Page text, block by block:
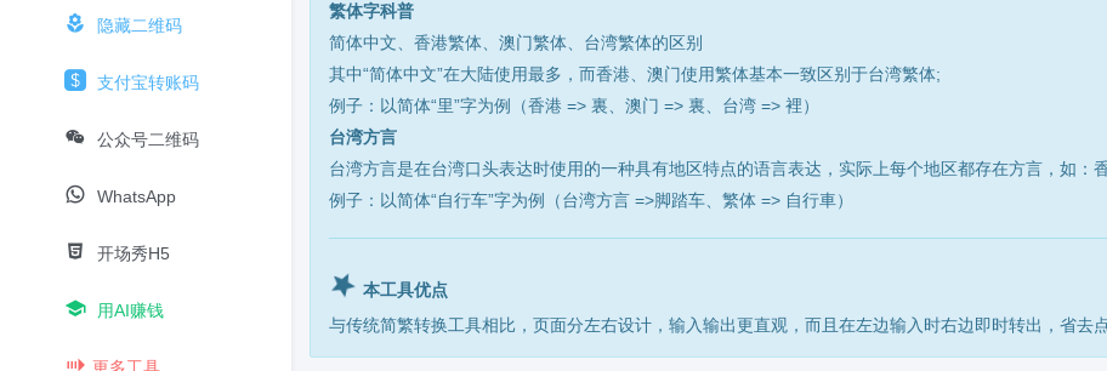
隐藏二维码
支付宝转账码
公众号二维码
WhatsApp
开场秀H5
用AI赚钱
繁体字科普
简体中文、香港繁体、澳门繁体、台湾繁体的区别
其中“简体中文”在大陆使用最多，而香港、澳门使用繁体基本一致区别于台湾繁体;
例子：以简体“里”字为例（香港 => 裏、澳门 => 裏、台湾 => 裡）
台湾方言
台湾方言是在台湾口头表达时使用的一种具有地区特点的语言表达，实际上每个地区都存在方言，如：
例子：以简体“自行车”字为例（台湾方言 =>脚踏车、繁体 => 自行車）
本工具优点
与传统简繁转换工具相比，页面分左右设计，输入输出更直观，而且在左边输入时右边即时转出，省去